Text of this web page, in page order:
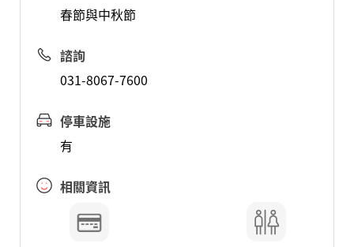
春節與中秋節
諮詢
031-8067-7600
停車設施
有
相關資訊